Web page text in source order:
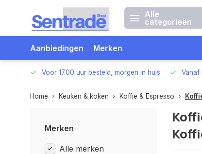
Alle
categorieën
Aanbiedingen Merken
Voor 17.00 uur besteld, morgen in huis Vanaf
Home Keuken & koken Koffie & Espresso
Merken
Alle merken